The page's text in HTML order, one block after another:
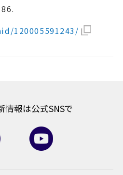
120005591243/
情報は公式SNSで